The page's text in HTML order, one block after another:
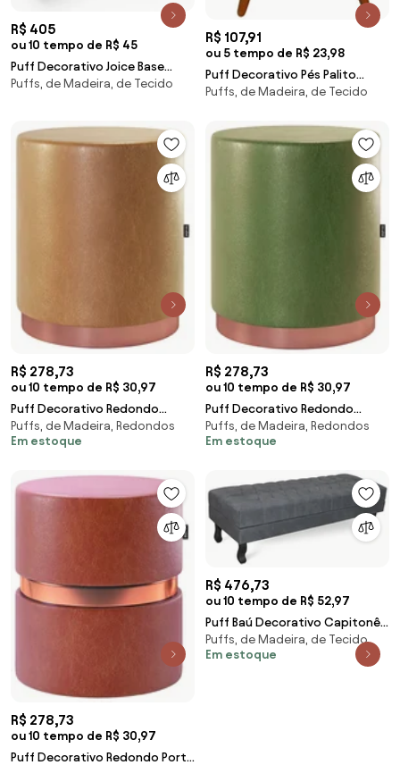
R$ 405
ou 10 tempo de R$ 45
Puff Decorativo Joice Base
Madeira Suede Vermelho -
Puffs, de Madeira, de Tecido
R$ 107,91
ou 5 tempo de R$ 23,98
Puff Decorativo Pés Palito
Alaska - Sheep Estofados
Puffs, de Madeira, de Tecido
R$ 278,73
ou 10 tempo de R$ 30,97
Puff Decorativo Redondo
Denver Corano Amarula -
Sheep Estofados - Marrom
Puffs, de Madeira, Redondos
Em estoque
R$ 278,73
ou 10 tempo de R$ 30,97
Puff Decorativo Redondo
Denver Corano Verde - Sheep
Estofados - Verde
Puffs, de Madeira, Redondos
Em estoque
R$ 278,73
ou 10 tempo de R$ 30,97
Puff Decorativo Redondo Porto
R$ 476,73
ou 10 tempo de R$ 52,97
Puff Baú Decorativo Capitonê
Luis XV 140x40cm Suede Cinza
- Sheep Estofados - Cinza
Puffs, de Madeira, de Tecido
Em estoque